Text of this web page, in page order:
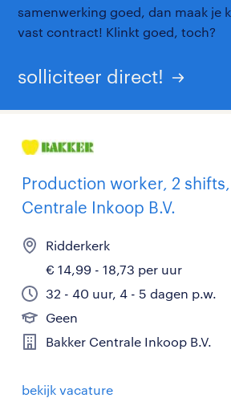
samenwerking goed, dan maak je
vast contract! Klinkt goed, toch?
solliciteer direct!
Production worker, 2
Centrale Inkoop B.V.
Ridderkerk
€ 14,99 - 18,73 per uur
32 - 40 uur, 4 - 5 dagen p.w.
Geen
Bakker Centrale Inkoop B.V.
bekijk vacature